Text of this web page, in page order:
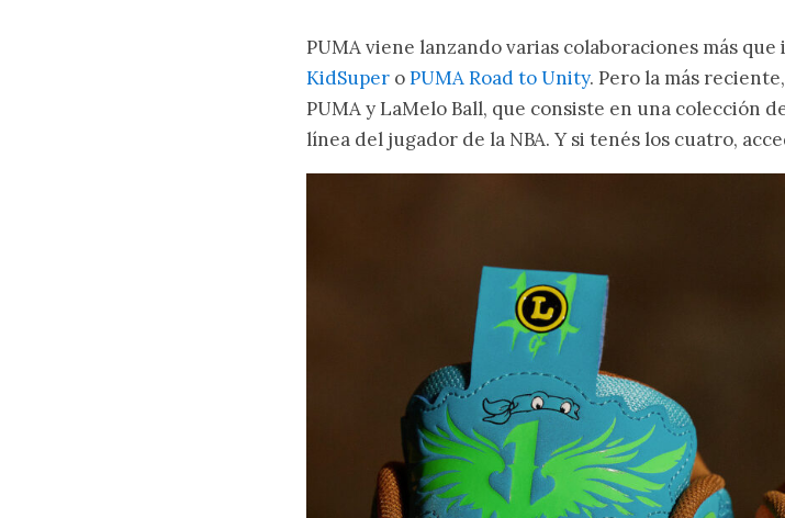
PUMA viene lanzando varias colaboraciones más
KidSuper oPUMA Road to Unity. Pero la más
PUMA y LaMelo Ball, que consiste en una colección
línea del jugador de la NBA. Y si tenés los cuatro,